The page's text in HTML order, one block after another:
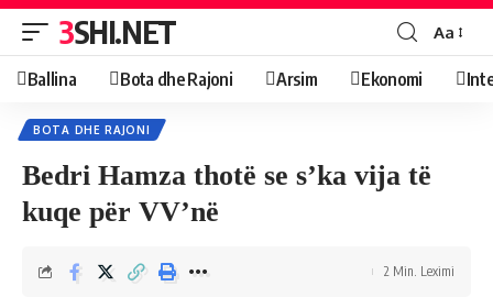
3SHI.NET Aa
Ballina Bota dhe Rajoni Arsim Ekonomi
BOTA DHE RAJONI
Bedri Hamza thotë se s’ka vija të
kuqe për VV’në
2 Min. Leximi